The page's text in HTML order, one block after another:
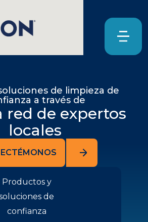
de limpieza de
a través de
red de expertos
locales
Productos y
de
confianza